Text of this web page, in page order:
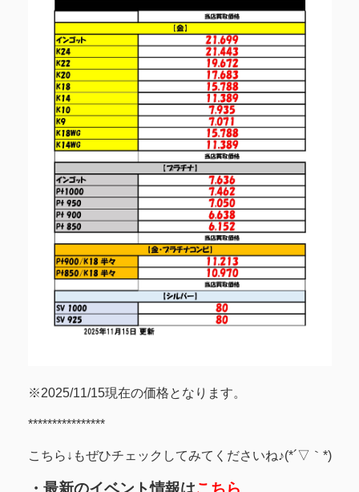
※2025/11/15現在の価格となります。
****************
こちら↓もぜひチェックしてみてくださいね♪(*´▽｀*)
・最新のイベント情報はこちら